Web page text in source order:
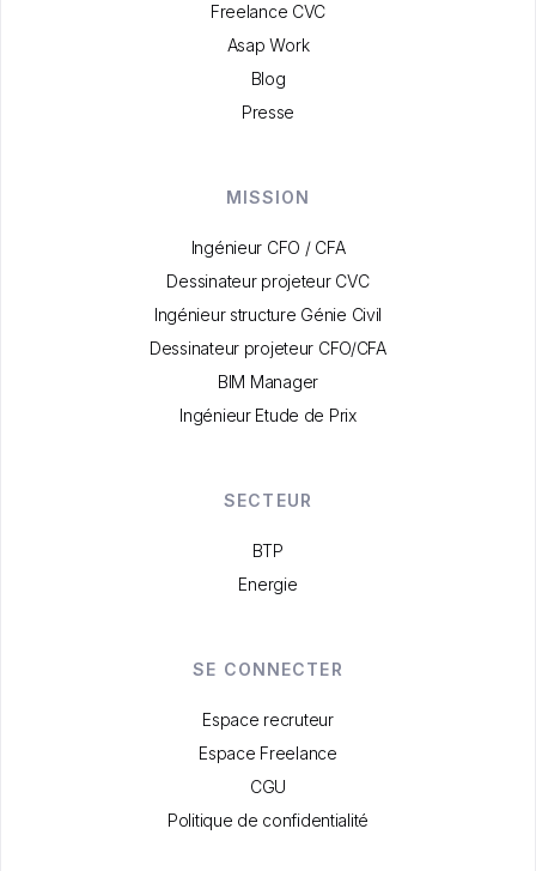
Freelance CVC
Asap Work
Blog
Presse
MISSION
Ingénieur CFO / CFA
Dessinateur projeteur CVC
Ingénieur structure Génie Civil
Dessinateur projeteur CFO/CFA
BIM Manager
Ingénieur Etude de Prix
SECTEUR
BTP
Energie
SE CONNECTER
Espace recruteur
Espace Freelance
CGU
Politique de confidentialité